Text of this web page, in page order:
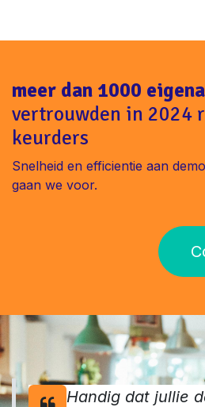
meer dan 1000
vertrouwden in 2024
keurders
Snelheid en efficientie aan
gaan we voor.
Handig dat jullie